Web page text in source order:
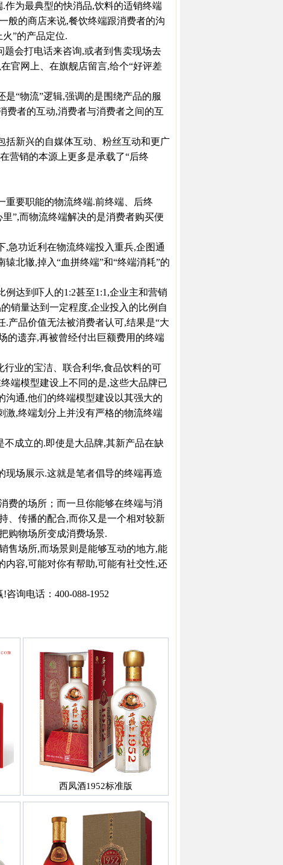
作为最典型的快消品,饮料的适销终端
般的商店来说,餐饮终端跟消费者的沟
”的产品定位.
会打电话来咨询,或者到售卖现场去
官网上、在旗舰店留言,给个“好评差
“物流”逻辑,强调的是围绕产品的服
费者的互动,消费者与消费者之间的互
新兴的自媒体互动、粉丝互动和更广
营销的本源上更多是承载了“后终
要职能的物流终端.前终端、后终
”,而物流终端解决的是消费者购买便
功近利在物流终端投入重兵,企图通
北辙,掉入“血拼终端”和“终端消耗”的
达到吓人的1:2甚至1:1,企业主和营销
销量达到一定程度,企业投入的比例自
产品价值无法被消费者认可,结果是“大
的遗弃,再被曾经付出巨额费用的终端
业的宝洁、联合利华,食品饮料的可
端模型建设上不同的是,这些大品牌已
沟通,他们的终端模型建设以其强大的
激,终端划分上并没有严格的物流终端
成立的.即使是大品牌,其新产品在缺
场展示.这就是笔者倡导的终端再造
的场所；而一旦你能够在终端与消
、传播的配合,而你又是一个相对较新
购物场所变成消费场景.
场所,而场景则是能够互动的地方,能
内容,可能对你有帮助,可能有社交性,还
询电话：400-088-1952
西凤酒1952标准版